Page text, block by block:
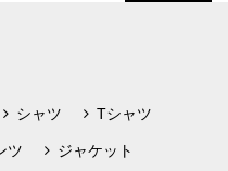
シャツ Tシャツ
ツ ジャケット